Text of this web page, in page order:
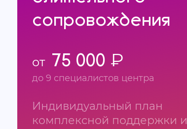
сопровождения
от 75 000 ₽
до 9 специалистов центра
Индивидуальный план
комплексной поддержки и